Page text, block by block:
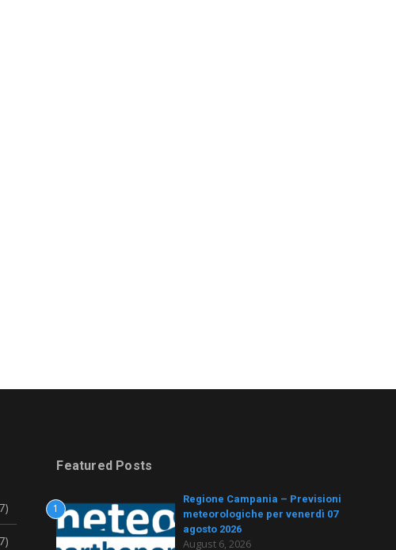
Featured Posts
1
Regione Campania – Previsioni
meteorologiche per venerdì 07
agosto 2026
August 6, 2026